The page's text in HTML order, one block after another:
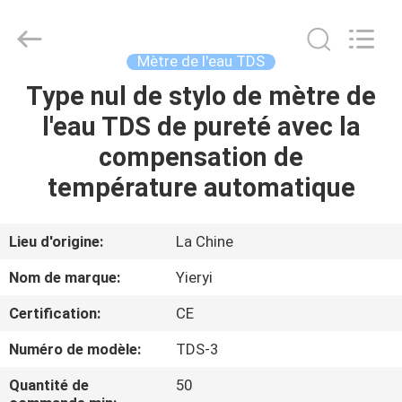
APERÇU
PRODUITS
PROPOS
DE
NOUS
VISITE
D'USINE
Technology
Rights
Mètre de l'eau TDS
Type nul de stylo de mètre de
l'eau TDS de pureté avec la
compensation de
température automatique
Lieu d'origine:
La Chine
Nom de marque:
Yieryi
Certification:
CE
Numéro de modèle:
TDS-3
Quantité de
50